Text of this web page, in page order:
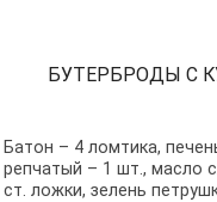
БУТЕРБРОДЫ С
Батон – 4 ломтика,
репчатый – 1 шт., масло
ст. ложки, зелень